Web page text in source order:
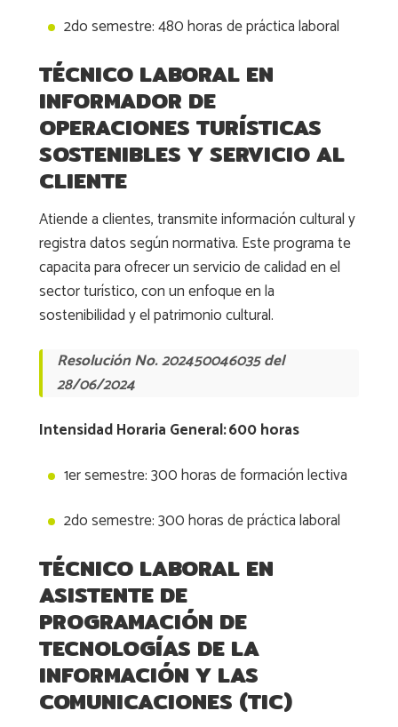
2do semestre: 480 horas de práctica laboral
TÉCNICO LABORAL EN
INFORMADOR DE
OPERACIONES TURÍSTICAS
SOSTENIBLES Y SERVICIO AL
CLIENTE
Atiende a clientes, transmite información cultural y
registra datos según normativa. Este programa te
capacita para ofrecer un servicio de calidad en el
sector turístico, con un enfoque en la
sostenibilidad y el patrimonio cultural.
Resolución No. 202450046035 del
28/06/2024
Intensidad Horaria General: 600 horas
1er semestre: 300 horas de formación lectiva
2do semestre: 300 horas de práctica laboral
TÉCNICO LABORAL EN
ASISTENTE DE
PROGRAMACIÓN DE
TECNOLOGÍAS DE LA
INFORMACIÓN Y LAS
COMUNICACIONES (TIC)